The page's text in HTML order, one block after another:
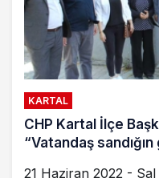
KARTAL
CHP Kartal İlçe
“Vatandaş
21 Haziran 2022 -